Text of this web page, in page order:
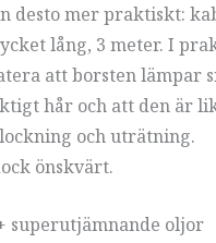
desto mer praktiskt:
lång, 3 meter. I
att borsten lämpar
hår och att den är
och uträtning.
önskvärt.
superutjämnande oljor